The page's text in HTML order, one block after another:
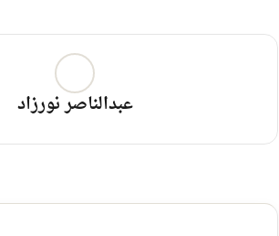
عبدالناصر نورزاد